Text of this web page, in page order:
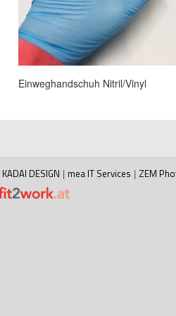
Einweghandschuh Nitril/Vinyl
KADAI DESIGN | mea IT Services | ZEM